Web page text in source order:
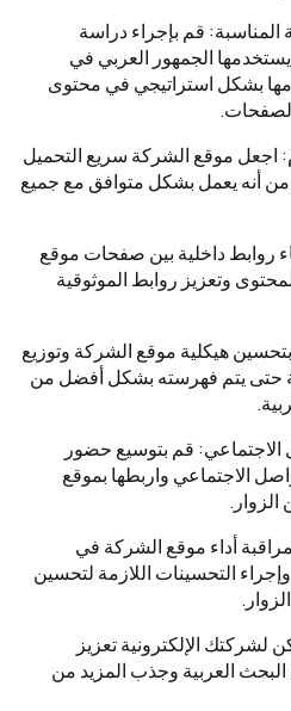
المناسبة: قم بإجراء دراسة
يستخدمها الجمهور العربي في
بشكل استراتيجي في محتوى
اجعل موقع الشركة سريع التحميل
من أنه يعمل بشكل متوافق مع جميع
روابط داخلية بين صفحات موقع
وتعزيز روابط الموثوقية
هيكلية موقع الشركة وتوزيع
حتى يتم فهرسته بشكل أفضل من
الاجتماعي: قم بتوسيع حضور
الاجتماعي واربطها بموقع
أداء موقع الشركة في
التحسينات اللازمة لتحسين
لشركتك الإلكترونية تعزيز
العربية وجذب المزيد من